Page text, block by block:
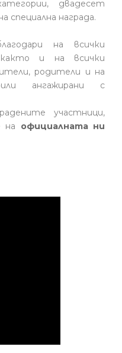
двадесет
специална награда.
на всички
и на всички
родители и на
ангажирани с
участници,
на официалната ни